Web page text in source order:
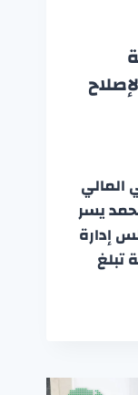
لإصلاح
المالي
يسر
إدارة
تبلغ